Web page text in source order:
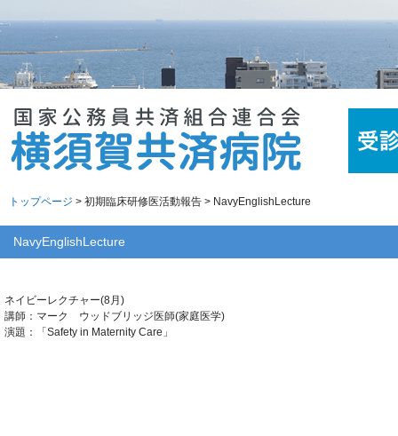
トップページ > 初期臨床研修医活動報告 > NavyEnglishLecture
NavyEnglishLecture
ネイビーレクチャー(8月)
講師：マーク ウッドブリッジ医師(家庭医学)
演題：「Safety in Maternity Care」